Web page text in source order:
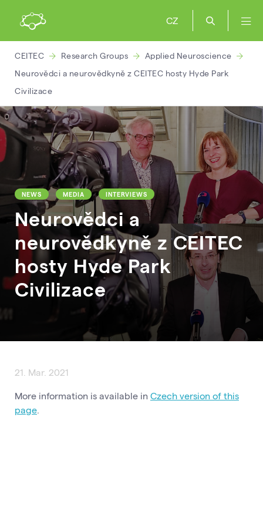
CZ
CEITEC Research Groups
Applied Neuroscience
Neurovědci a neurovědkyně z CEITEC hosty Hyde Park
Civilizace
NEWS MEDIA INTERVIEWS
Neurovědci a
neurovědkyně z CEITEC
hosty Hyde Park
Civilizace
21. Mar. 2021
More information is available in Czech version of this
page.